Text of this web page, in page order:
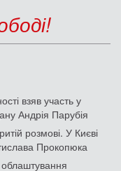
взяв участь у
Андрія Парубія
розмові. У Києві
Прокопюка
облаштування